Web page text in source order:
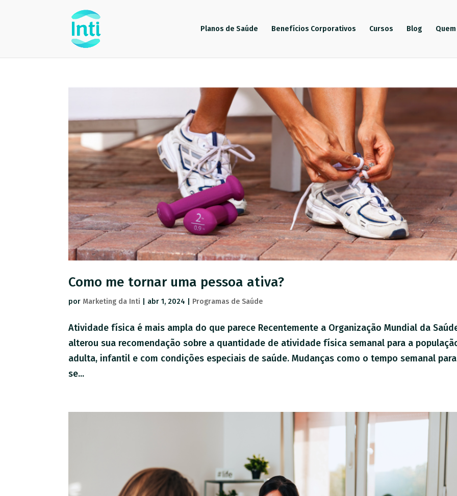
Planos de Saúde Benefícios Corporativos Cursos Blog
Como me tornar uma pessoa ativa?
por Marketing da Inti abr 1, 2024 Programas de Saúde
Atividade física é mais ampla do que parece Recentemente a Organização Mundial da
alterou sua recomendação sobre a quantidade de atividade física semanal para a
adulta, infantil e com condições especiais de saúde. Mudanças como o tempo semanal para
se...